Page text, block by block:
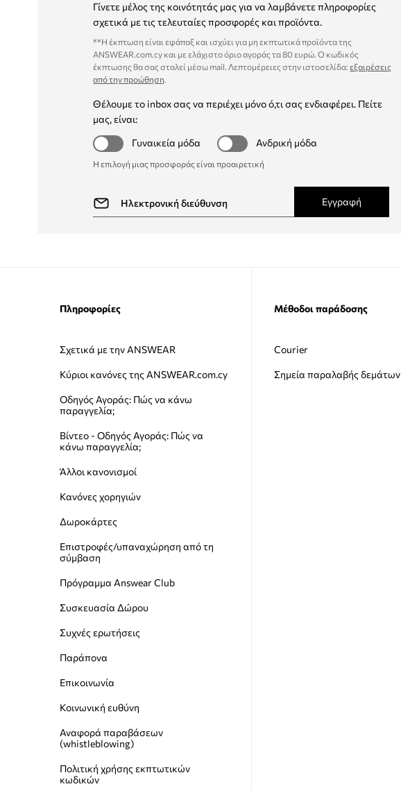
Γίνετε μέλος της κοινότητάς μας για να λαμβάνετε πληροφορίες
σχετικά με τις τελευταίες προσφορές και προϊόντα.
**Η έκπτωση είναι εφάπαξ και ισχύει για μη εκπτωτικά προϊόντα της
ANSWEAR.com.cy και με ελάχιστο όριο αγοράς τα 80 ευρώ. Ο κωδικός
έκπτωσης θα σας σταλεί μέσω mail. Λεπτομέρειες στην ιστοσελίδα:εξαιρέσεις
από την προώθηση
Θέλουμε το inbox σας να περιέχει μόνο ό,τι σας ενδιαφέρει. Πείτε
μας, είναι:
Γυναικεία μόδα
Ανδρική μόδα
Η επιλογή μιας προσφοράς είναι προαιρετική
Εγγραφή
Πληροφορίες
Σχετικά με την ANSWEAR
Κύριοι κανόνες της ANSWEAR.com.cy
Οδηγός Αγοράς: Πώς να κάνω
παραγγελία;
Βίντεο - Οδηγός Αγοράς: Πώς να
κάνω παραγγελία;
Άλλοι κανονισμοί
Κανόνες χορηγιών
Δωροκάρτες
Επιστροφές/υπαναχώρηση από τη
σύμβαση
Πρόγραμμα Answear Club
Συσκευασία Δώρου
Συχνές ερωτήσεις
Παράπονα
Επικοινωνία
Κοινωνική ευθύνη
Αναφορά παραβάσεων
(whistleblowing)
Пολιτική χρήσης εκπτωτικών
κωδικών
Μέθοδοι παράδοσης
Courier
Σημεία παραλαβής δεμάτων